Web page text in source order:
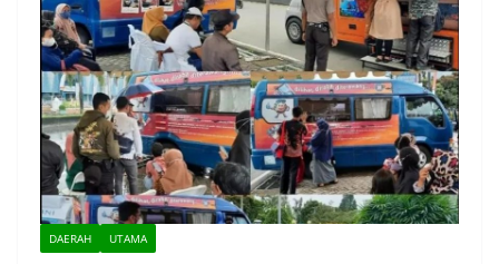
DAERAH UTAMA